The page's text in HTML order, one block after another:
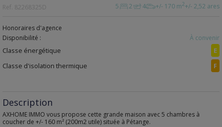
Ref. 82268325D 5 2 4 +/- 170 m2+/- 2,52 ares
Honoraires d'agence
Disponibilité :
À convenir
Classe énergétique
E
Classe d'isolation thermique
F
Description
AXHOME IMMO vous propose cette grande maison avec 5 chambres à
coucher de +/- 160 m² (200m2 utile) située à Pétange.